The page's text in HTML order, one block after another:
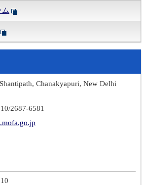
Chanakyapuri, New Delhi
2687-6581